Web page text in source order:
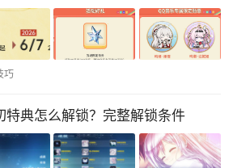
巧
特典怎么解锁？完整解锁条件